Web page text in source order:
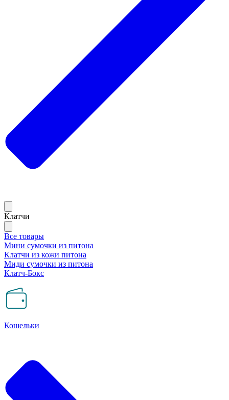
Клатчи
Все товары
Мини сумочки из питона
Клатчи из кожи питона
Миди сумочки из питона
Клатч-Бокс
Кошельки